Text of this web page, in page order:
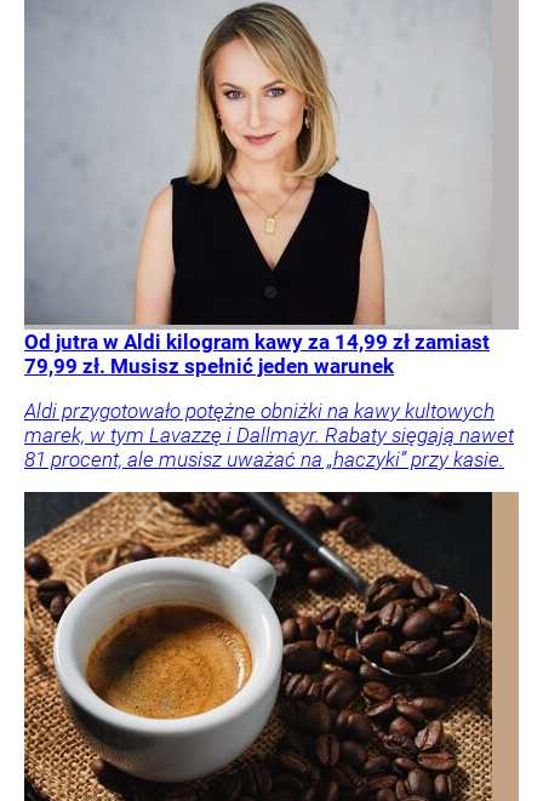
Od jutra w Aldi kilogram kawy za 14,99 zł zamiast
79,99 zł. Musisz spełnić jeden warunek
Aldi przygotowało potężne obniżki na kawy kultowych
marek, w tym Lavazzę i Dallmayr. Rabaty sięgają nawet
81 procent, ale musisz uważać na „haczyki” przy kasie.